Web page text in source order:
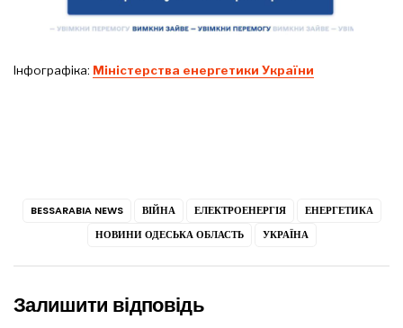
Інфографіка: Міністерства енергетики України
BESSARABIA NEWS ВІЙНА ЕЛЕКТРОЕНЕРГІЯ
ЕНЕРГЕТИКА
НОВИНИ ОДЕСЬКА ОБЛАСТЬ
УКРАЇНА
Залишити відповідь